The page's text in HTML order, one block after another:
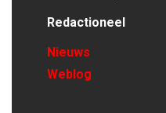
Redactioneel
Nieuws
Weblog